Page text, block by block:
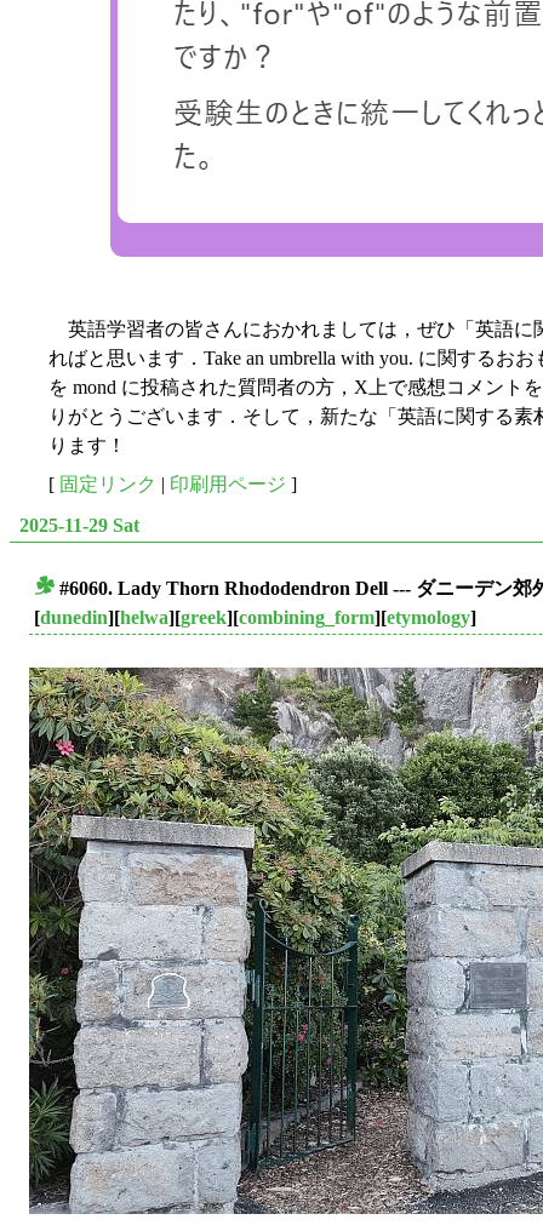
英語学習者の皆さんにおかれましては，ぜひ「英語に
ればと思います．Take an umbrella with you. に関するお
を mond に投稿された質問者の方，X上で感想コメント
りがとうございます．そして，新たな「英語に関する
ります！
[ 固定リンク | 印刷用ページ ]
2025-11-29 Sat
#6060. Lady Thorn Rhododendron Dell --- ダニーデン
[dunedin][helwa][greek][combining_form][etymology]